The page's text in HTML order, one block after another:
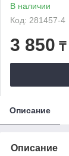
В наличии
Код: 281457-4
3 850 ₸
Описание
Описание